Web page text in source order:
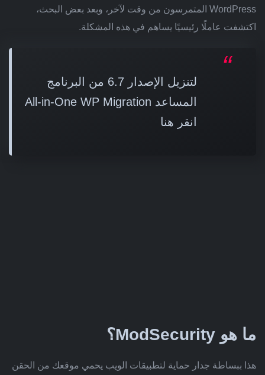
WordPress المتمرسون من وقت لآخر، وبعد بعض البحث،
اكتشفت عاملًا رئيسيًا يساهم في هذه المشكلة.
لتنزيل الإصدار 6.7 من البرنامج
المساعد All-in-One WP Migration
انقر هنا
ما هو ModSecurity؟
هذا ببساطة جدار حماية لتطبيقات الويب يحمي موقعك من الحقن